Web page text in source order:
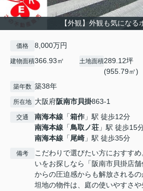
【外観】外観も気になる
価格 8,000万円
建物面積366.93㎡ 土地面積289.12坪
(955.79㎡)
築年数 築38年
所在地 大阪府阪南市貝掛863-1
交通 南海本線 「箱作 」駅 徒歩12分
南海本線 「鳥取ノ荘 」駅 徒歩15
南海本線 「尾崎 」駅 徒歩35分
備考
こだわりで選びたい方におすす
いをお探しなら「阪南市貝掛店
からの圧迫感からも解放される
坦地の物件は、庭の使いやすさ